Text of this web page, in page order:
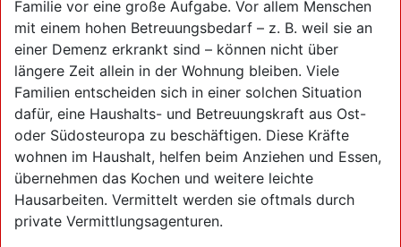
Familie vor eine große Aufgabe. Vor allem Menschen
mit einem hohen Betreuungsbedarf – z. B. weil sie an
einer Demenz erkrankt sind – können nicht über
längere Zeit allein in der Wohnung bleiben. Viele
Familien entscheiden sich in einer solchen Situation
dafür, eine Haushalts- und Betreuungskraft aus Ost-
oder Südosteuropa zu beschäftigen. Diese Kräfte
wohnen im Haushalt, helfen beim Anziehen und Essen,
übernehmen das Kochen und weitere leichte
Hausarbeiten. Vermittelt werden sie oftmals durch
private Vermittlungsagenturen.